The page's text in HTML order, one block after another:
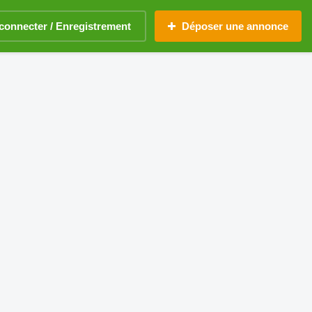
/ Enregistrement Déposer une annonce